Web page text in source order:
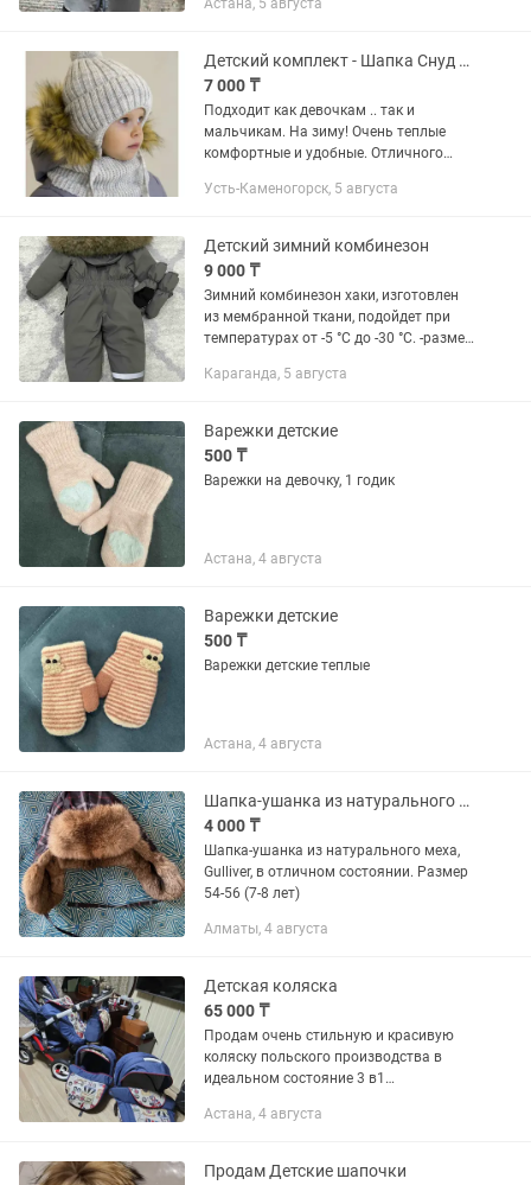
Астана, 5 августа
Детский комплект - Шапка Снуд Варежки. 6-9лет .
7 000 ₸
Подходит как девочкам .. так и
мальчикам. На зиму! Очень теплые
комфортные и удобные. Отличного
снуд и варежки.(варежки без пальцев
Усть-Каменогорск, 5 августа
Детский зимний комбинезон
9 000 ₸
Зимний комбинезон хаки, изготовлен
из мембранной ткани, подойдет при
температурах от -5 °С до -30 °С. -размер
на 98 размер(2-3 года) -Утеплитель из...
Караганда, 5 августа
Варежки детские
500 ₸
Варежки на девочку, 1 годик
Астана, 4 августа
Варежки детские
500 ₸
Варежки детские теплые
Астана, 4 августа
Шапка-ушанка из натурального меха, детская
4 000 ₸
Шапка-ушанка из натурального меха,
Gulliver, в отличном состоянии. Размер
54-56 (7-8 лет)
Алматы, 4 августа
Детская коляска
65 000 ₸
Продам очень стильную и красивую
коляску польского производства в
идеальном состояние 3 в1
лето-зима все детали камплекта сумка
Астана, 4 августа
Продам Детские шапочки